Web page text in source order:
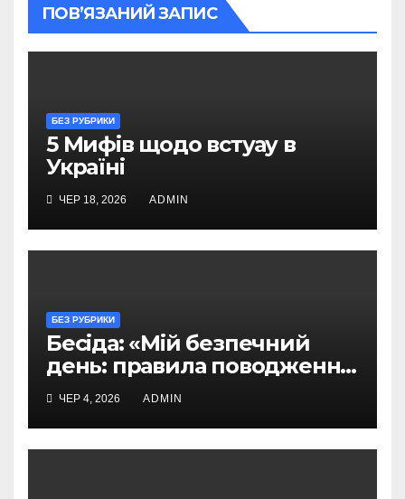
ПОВ’ЯЗАНИЙ ЗАПИС
БЕЗ РУБРИКИ
5 Мифів щодо встуау в
Україні
ЧЕР 18, 2026 ADMIN
БЕЗ РУБРИКИ
Бесіда: «Мій безпечний
день: правила поводження
з невідомими
предметами»
ЧЕР 4, 2026 ADMIN